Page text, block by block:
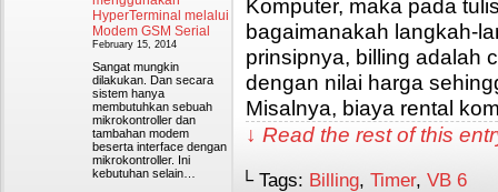
HyperTerminal melalui
Modem GSM Serial
February 15, 2014
Sangat mungkin
dilakukan. Dan secara
sistem hanya
membutuhkan sebuah
mikrokontroller dan
tambahan modem
beserta interface dengan
mikrokontroller. Ini
kebutuhan selain…
Komputer, maka pada
bagaimanakah langkah-
prinsipnya, billing adalah
dengan nilai harga
Misalnya, biaya rental
↓ Read the rest of this
└ Tags: Billing, Timer, VB 6